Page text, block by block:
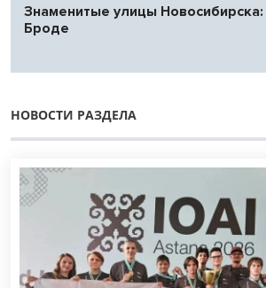
Знаменитые улицы Новосибирска:
Броде
НОВОСТИ РАЗДЕЛА